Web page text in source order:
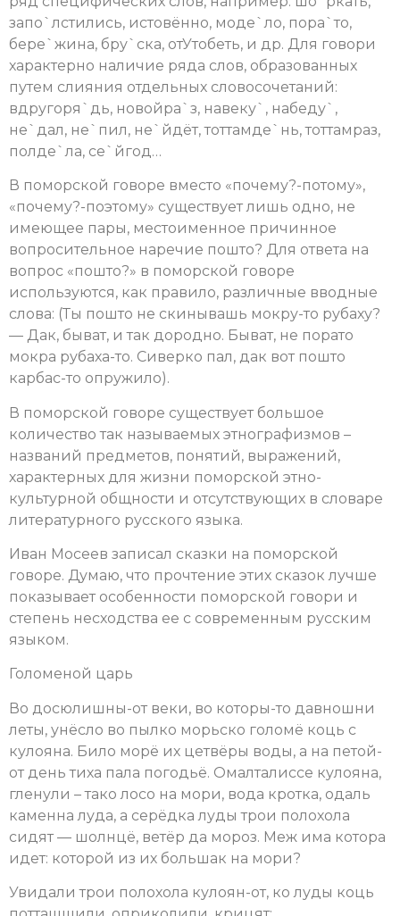
запо`лстились, истовённо, моде`ло, пора`то,
бере`жина, бру`ска, отУтобеть, и др. Для говори
характерно наличие ряда слов, образованных
путем слияния отдельных словосочетаний:
вдругоря`дь, новойра`з, навеку`, набеду`,
не`дал, не`пил, не`йдёт, тоттамде`нь, тоттамраз,
полде`ла, се`йгод…
В поморской говоре вместо «почему?-потому»,
«почему?-поэтому» существует лишь одно, не
имеющее пары, местоименное причинное
вопросительное наречие пошто? Для ответа на
вопрос «пошто?» в поморской говоре
используются, как правило, различные вводные
слова: (Ты пошто не скинывашь мокру-то рубаху?
— Дак, быват, и так дородно. Быват, не порато
мокра рубаха-то. Сиверко пал, дак вот пошто
карбас-то опружило).
В поморской говоре существует большое
количество так называемых этнографизмов –
названий предметов, понятий, выражений,
характерных для жизни поморской этно-
культурной общности и отсутствующих в словаре
литературного русского языка.
Иван Мосеев записал сказки на поморской
говоре. Думаю, что прочтение этих сказок лучше
показывает особенности поморской говори и
степень несходства ее с современным русским
языком.
Голоменой царь
Во досюлишны-от веки, во которы-то давношни
леты, унёсло во пылко морьско голомё коць с
кулояна. Било морё их цетвёры воды, а на петой-
от день тиха пала погодьё. Омалталиссе кулояна,
гленули – тако лосо на мори, вода кротка, одаль
каменна луда, а серёдка луды трои полохола
сидят — шолнцё, ветёр да мороз. Меж има котора
идет: которой из их большак на мори?
Увидали трои полохола кулоян-от, ко луды коць